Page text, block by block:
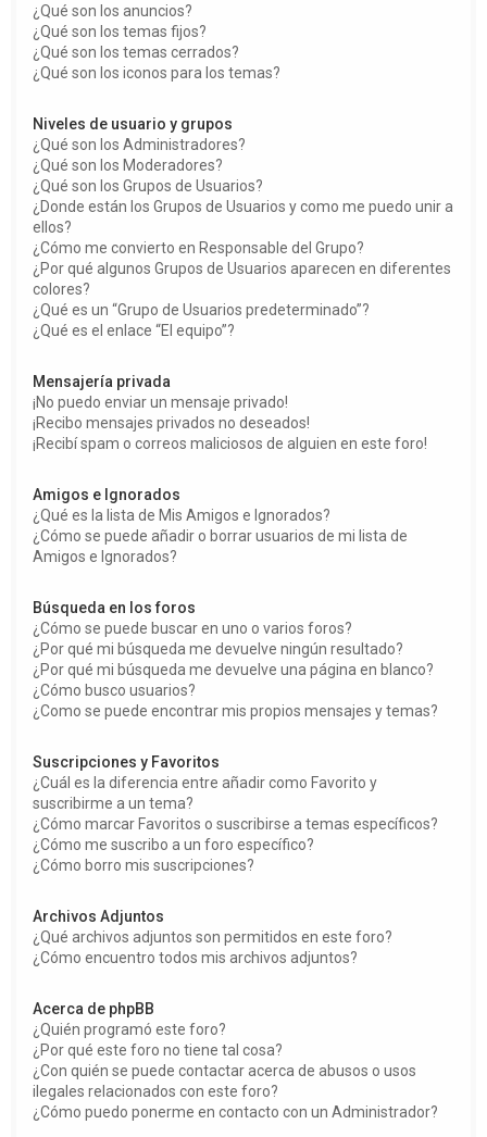
¿Qué son los anuncios?
¿Qué son los temas fijos?
¿Qué son los temas cerrados?
¿Qué son los iconos para los temas?
Niveles de usuario y grupos
¿Qué son los Administradores?
¿Qué son los Moderadores?
¿Qué son los Grupos de Usuarios?
¿Donde están los Grupos de Usuarios y como me puedo unir a
ellos?
¿Cómo me convierto en Responsable del Grupo?
¿Por qué algunos Grupos de Usuarios aparecen en diferentes
colores?
¿Qué es un “Grupo de Usuarios predeterminado”?
¿Qué es el enlace “El equipo”?
Mensajería privada
¡No puedo enviar un mensaje privado!
¡Recibo mensajes privados no deseados!
¡Recibí spam o correos maliciosos de alguien en este foro!
Amigos e Ignorados
¿Qué es la lista de Mis Amigos e Ignorados?
¿Cómo se puede añadir o borrar usuarios de mi lista de
Amigos e Ignorados?
Búsqueda en los foros
¿Cómo se puede buscar en uno o varios foros?
¿Por qué mi búsqueda me devuelve ningún resultado?
¿Por qué mi búsqueda me devuelve una página en blanco?
¿Cómo busco usuarios?
¿Como se puede encontrar mis propios mensajes y temas?
Suscripciones y Favoritos
¿Cuál es la diferencia entre añadir como Favorito y
suscribirme a un tema?
¿Cómo marcar Favoritos o suscribirse a temas específicos?
¿Cómo me suscribo a un foro específico?
¿Cómo borro mis suscripciones?
Archivos Adjuntos
¿Qué archivos adjuntos son permitidos en este foro?
¿Cómo encuentro todos mis archivos adjuntos?
Acerca de phpBB
¿Quién programó este foro?
¿Por qué este foro no tiene tal cosa?
¿Con quién se puede contactar acerca de abusos o usos
ilegales relacionados con este foro?
¿Cómo puedo ponerme en contacto con un Administrador?